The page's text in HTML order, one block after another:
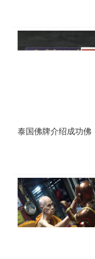
泰国佛牌介绍成功佛